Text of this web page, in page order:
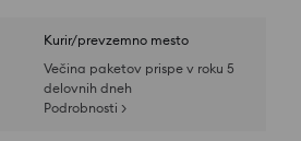
Kurir/prevzemno mesto
Večina paketov prispe v roku 5
delovnih dneh
Podrobnosti >